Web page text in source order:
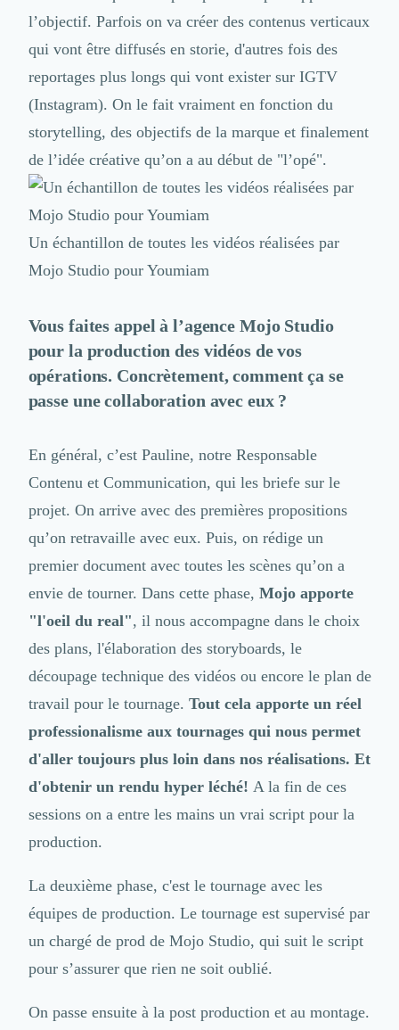
l’objectif. Parfois on va créer des contenus verticaux
qui vont être diffusés en storie, d'autres fois des
reportages plus longs qui vont exister sur IGTV
(Instagram). On le fait vraiment en fonction du
storytelling, des objectifs de la marque et finalement
de l’idée créative qu’on a au début de "l’opé".
Un échantillon de toutes les vidéos réalisées par
Mojo Studio pour Youmiam
Vous faites appel à l’agence Mojo Studio
pour la production des vidéos de vos
opérations. Concrètement, comment ça se
passe une collaboration avec eux ?
En général, c’est Pauline, notre Responsable
Contenu et Communication, qui les briefe sur le
projet. On arrive avec des premières propositions
qu’on retravaille avec eux. Puis, on rédige un
premier document avec toutes les scènes qu’on a
envie de tourner. Dans cette phase, Mojo apporte
"l'oeil du real", il nous accompagne dans le choix
des plans, l'élaboration des storyboards, le
découpage technique des vidéos ou encore le plan de
travail pour le tournage. Tout cela apporte un réel
professionalisme aux tournages qui nous permet
d'aller toujours plus loin dans nos réalisations. Et
d'obtenir un rendu hyper léché! A la fin de ces
sessions on a entre les mains un vrai script pour la
production.
La deuxième phase, c'est le tournage avec les
équipes de production. Le tournage est supervisé par
un chargé de prod de Mojo Studio, qui suit le script
pour s’assurer que rien ne soit oublié.
On passe ensuite à la post production et au montage.